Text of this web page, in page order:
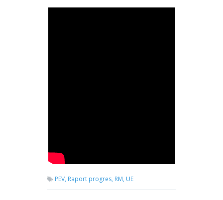
PEV, Raport progres, RM, UE